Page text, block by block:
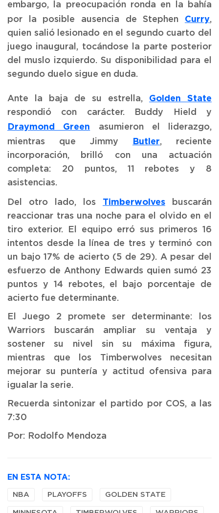
embargo, la preocupación ronda en la bahía
por la posible ausencia de Stephen Curry,
quien salió lesionado en el segundo cuarto del
juego inaugural, tocándose la parte posterior
del muslo izquierdo. Su disponibilidad para el
segundo duelo sigue en duda.
Ante la baja de su estrella, Golden State
respondió con carácter. Buddy Hield y
Draymond Green asumieron el liderazgo,
mientras que Jimmy
Butler, reciente
incorporación, brilló con una actuación
completa: 20 puntos, 11 rebotes y 8
asistencias.
Del otro lado, los Timberwolves buscarán
reaccionar tras una noche para el olvido en el
tiro exterior. El equipo erró sus primeros 16
intentos desde la línea de tres y terminó con
un bajo 17% de acierto (5 de 29). A pesar del
esfuerzo de Anthony Edwards quien sumó 23
puntos y 14 rebotes, el bajo porcentaje de
acierto fue determinante.
El Juego 2 promete ser determinante: los
Warriors buscarán ampliar su ventaja y
sostener su nivel sin su máxima figura,
mientras que los Timberwolves necesitan
mejorar su puntería y actitud ofensiva para
igualar la serie.
Recuerda sintonizar el partido por COS, a las
7:30
Por: Rodolfo Mendoza
EN ESTA NOTA:
NBA PLAYOFFS GOLDEN STATE